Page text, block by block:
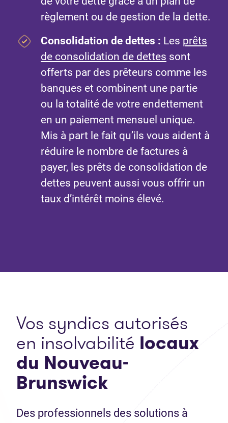
règlement ou de gestion de la dette.
Consolidation de dettes : Les prêts
de consolidation de dettes sont
offerts par des prêteurs comme les
banques et combinent une partie
ou la totalité de votre endettement
en un paiement mensuel unique.
Mis à part le fait qu’ils vous aident à
réduire le nombre de factures à
payer, les prêts de consolidation de
dettes peuvent aussi vous offrir un
taux d’intérêt moins élevé.
Vos syndics autorisés
en insolvabilité locaux
du Nouveau-
Brunswick
Des professionnels des solutions à